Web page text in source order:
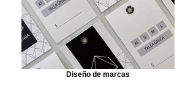
Diseño de marcas